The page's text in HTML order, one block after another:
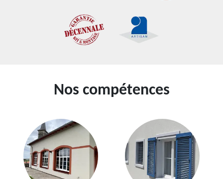
Nos compétences